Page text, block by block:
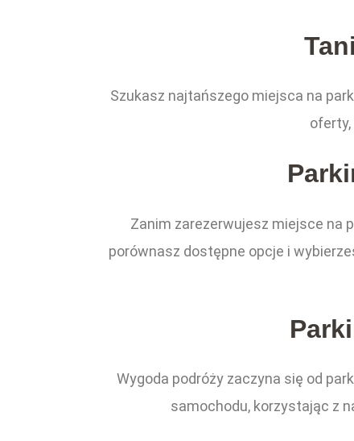
Szukasz najtańszego miejsca na
oferty,
Zanim zarezerwujesz miejsce na
porównasz dostępne opcje i
Wygoda podróży zaczyna się od
samochodu, korzystając z